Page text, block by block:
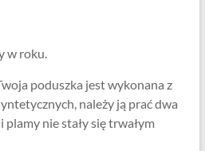
w roku.
poduszka jest wykonana z
należy ją prać dwa
plamy nie stały się trwałym